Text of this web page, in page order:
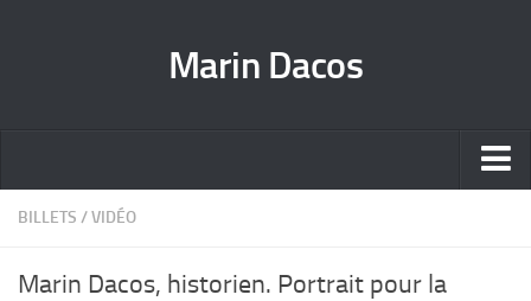
Marin Dacos
Home
BILLETS /VIDÉO
Marin Dacos, historien. Portrait pour la